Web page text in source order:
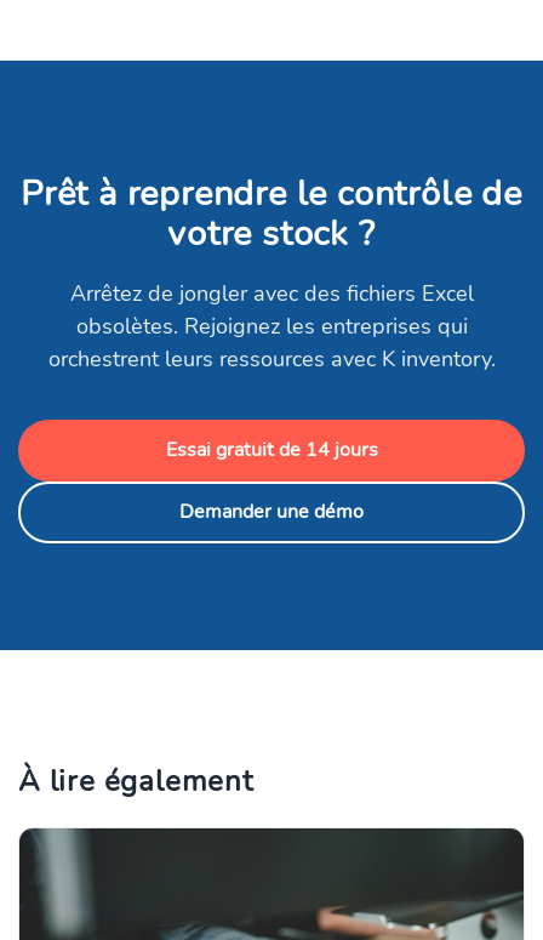
Prêt à reprendre le contrôle de
votre stock ?
Arrêtez de jongler avec des fichiers Excel
obsolètes. Rejoignez les entreprises qui
orchestrent leurs ressources avec K inventory.
Essai gratuit de 14 jours
Demander une démo
À lire également